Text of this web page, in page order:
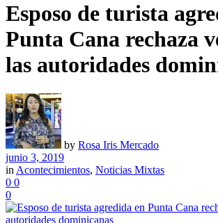
Esposo de turista
Punta Cana rechaza
las autoridades
by Rosa Iris Mercado
junio 3, 2019
in Acontecimientos, Noticias Mixtas
0 0
0